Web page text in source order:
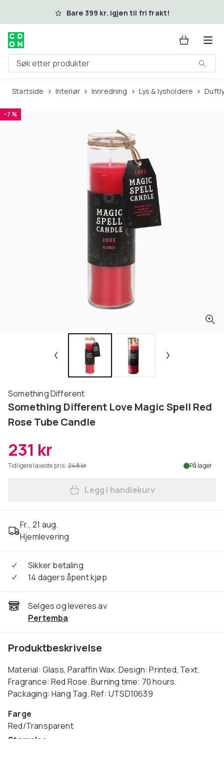
Hopp til hovedinnholdBare 399 kr. igjen til fri frakt!
Søk etter produkter
Startside Interiør Innredning Lys & lysholdere
-7 %
Something Different
Something Different Love Magic Spell Red
Rose Tube Candle
231 kr
Tidligere laveste pris: 248 kr På lager
Legg Something Different
Legg i handlekurv
Fr., 21 aug.
Hjemlevering
Sikker betaling
14 dagers åpent kjøp
Selges og leveres av
Pertemba
Produktbeskrivelse
Material: Glass, Paraffin Wax. Design: Printed, Text.
Fragrance: Red Rose. Burning time: 70 hours.
Packaging: Hang Tag. Ref: UTSD10639
Farge
Red/Transparent
Størrelse